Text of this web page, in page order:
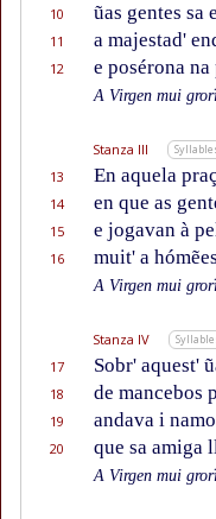
10 ũas gentes sa
11 a majestad'
12 e posérona
A Virgen mui
Stanza III
13 En aquela
14 en que as
15 e jogavan à
16 muit' a
A Virgen mui
Stanza IV
17 Sobr' aquest'
18 de mancebos
19 andava i
20 que sa amiga
A Virgen mui